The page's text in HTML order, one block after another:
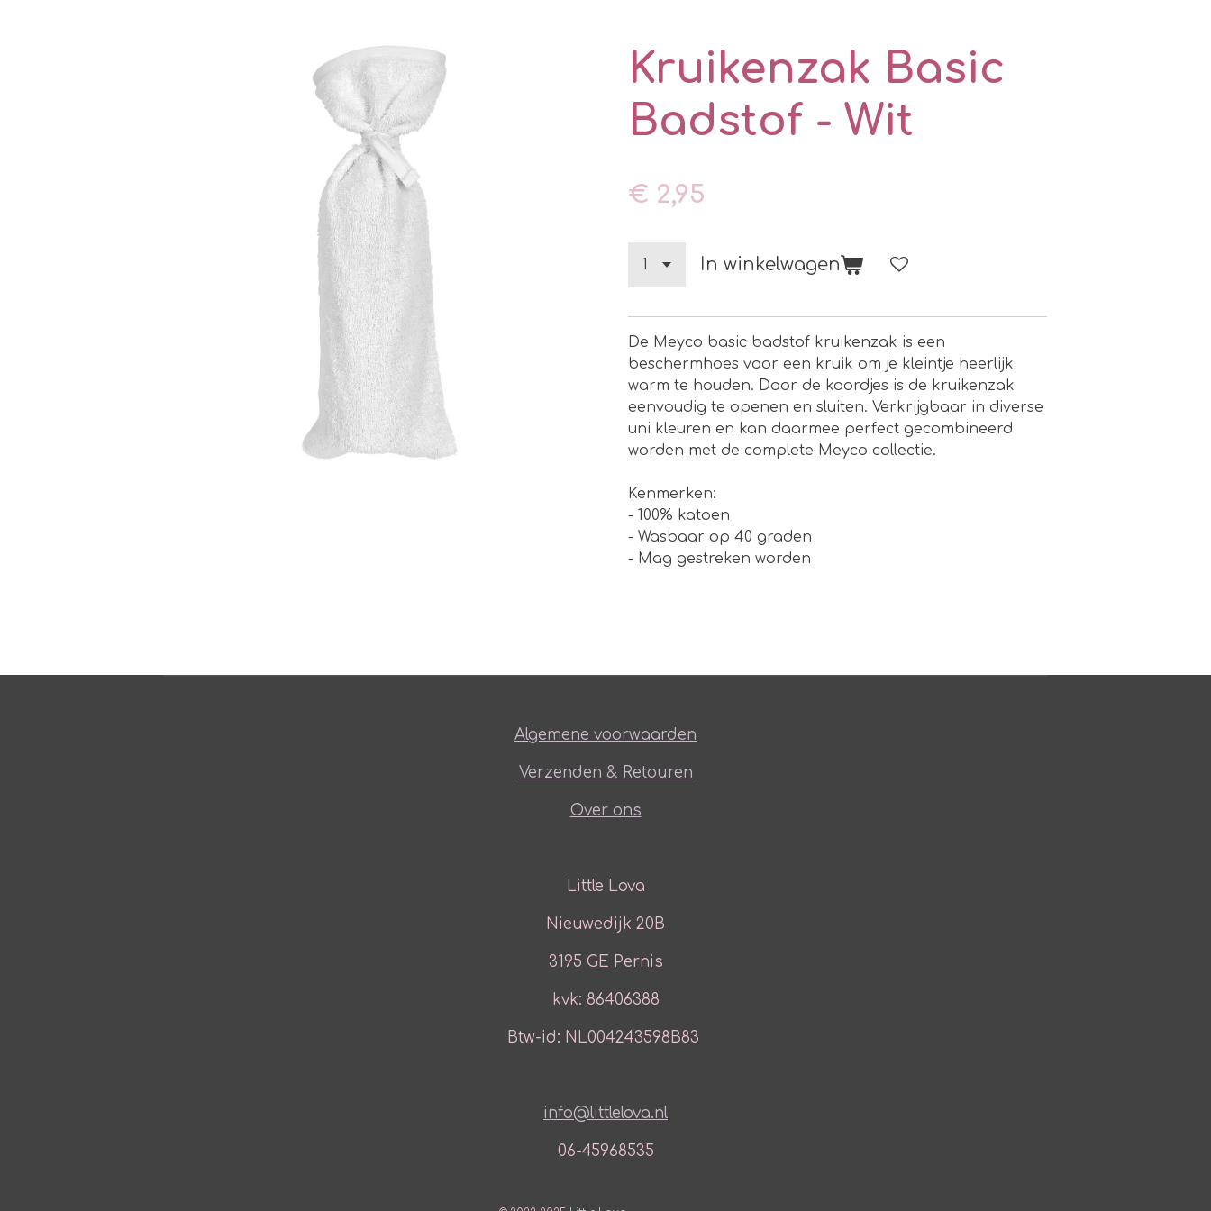
Kruikenzak Basic
Badstof - Wit
€ 2,95
In winkelwagen
De Meyco basic badstof kruikenzak is een
beschermhoes voor een kruik om je kleintje heerlijk
warm te houden. Door de koordjes is de kruikenzak
eenvoudig te openen en sluiten. Verkrijgbaar in diverse
uni kleuren en kan daarmee perfect gecombineerd
worden met de complete Meyco collectie.
Kenmerken:
- 100% katoen
- Wasbaar op 40 graden
- Mag gestreken worden
Algemene voorwaarden
Verzenden & Retouren
Over ons
Little Lova
Nieuwedijk 20B
3195 GE Pernis
kvk: 86406388
Btw-id: NL004243598B83
info@littlelova.nl
06-45968535